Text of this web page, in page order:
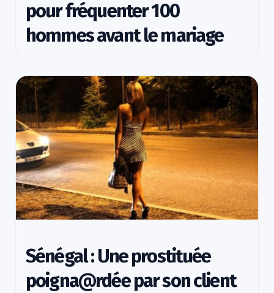
pour fréquenter 100
hommes avant le mariage
Sénégal : Une prostituée
poigna@rdée par son client